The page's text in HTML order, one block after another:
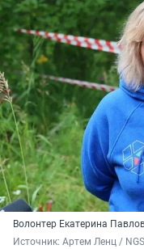
Волонтер Екатерина
Источник: Артем Ленц /